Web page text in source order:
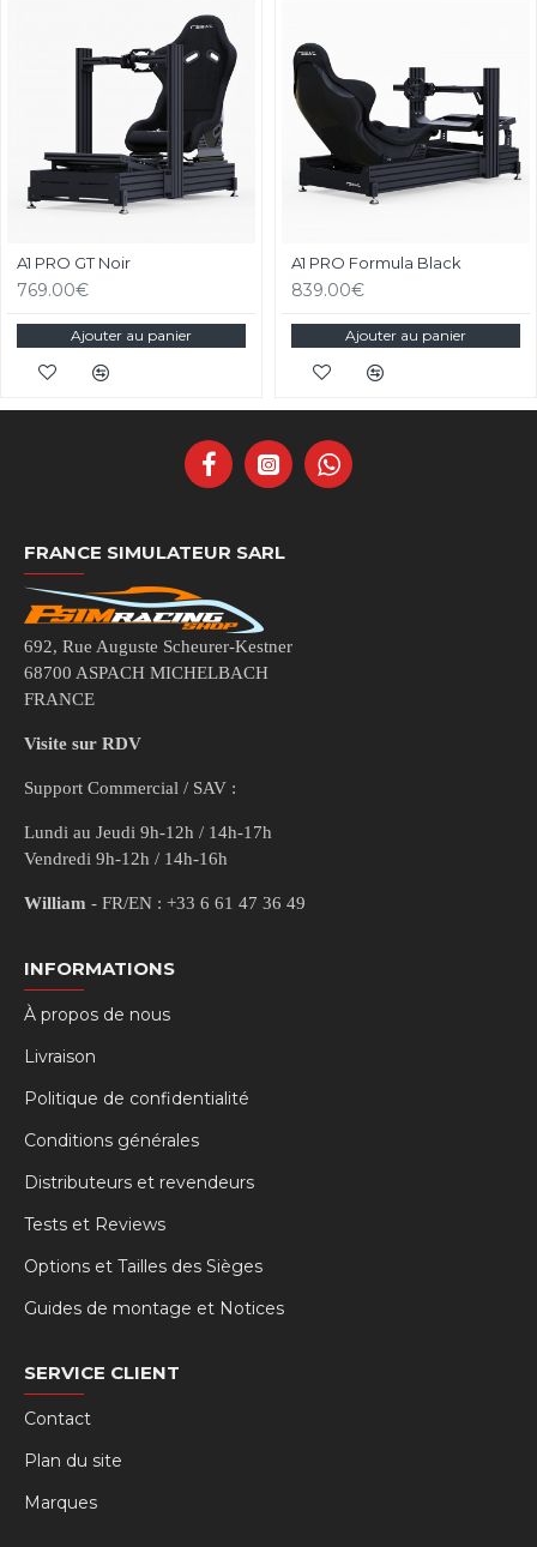
A1 PRO GT Noir
769.00€
Ajouter au panier
A1 PRO Formula Black
839.00€
Ajouter au panier
FRANCE SIMULATEUR SARL
692, Rue Auguste Scheurer-Kestner
68700 ASPACH MICHELBACH
FRANCE
Visite sur RDV
Support Commercial / SAV :
Lundi au Jeudi 9h-12h / 14h-17h
Vendredi 9h-12h / 14h-16h
William - FR/EN : +33 6 61 47 36 49
INFORMATIONS
À propos de nous
Livraison
Politique de confidentialité
Conditions générales
Distributeurs et revendeurs
Tests et Reviews
Options et Tailles des Sièges
Guides de montage et Notices
SERVICE CLIENT
Contact
Plan du site
Marques